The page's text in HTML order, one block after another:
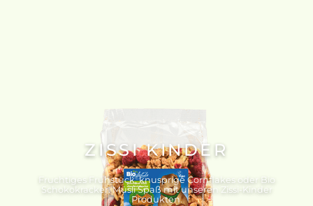
ZISSI KINDER
Fruchtiges Frühstück, knusprige Cornflakes oder Bio
Schokokracker. Müsli Spaß mit unseren Zissi-Kinder
Produkten.